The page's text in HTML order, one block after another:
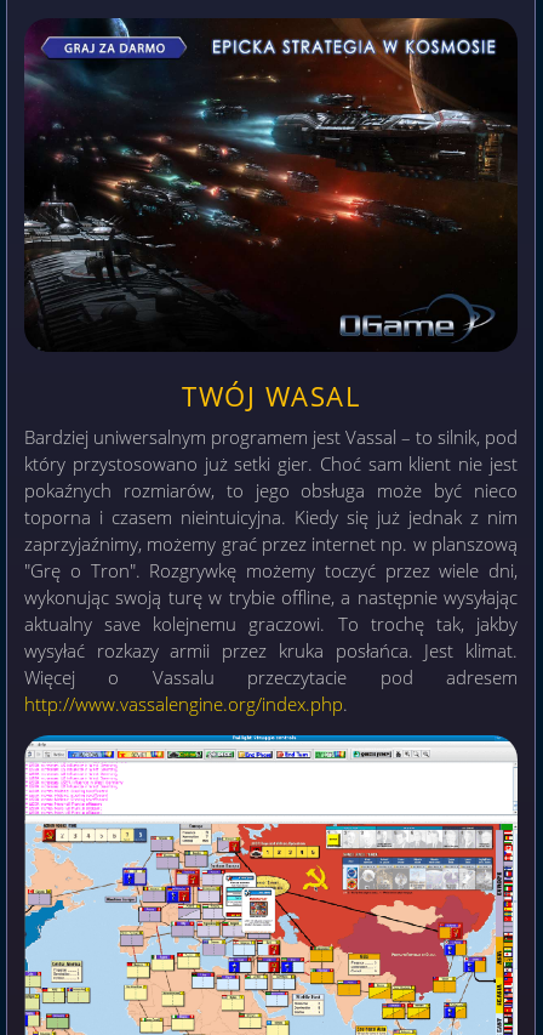
TWÓJ WASAL
Bardziej uniwersalnym programem jest Vassal – to silnik, pod
który przystosowano już setki gier. Choć sam klient nie jest
pokaźnych rozmiarów, to jego obsługa może być nieco
toporna i czasem nieintuicyjna. Kiedy się już jednak z nim
zaprzyjaźnimy, możemy grać przez internet np. w planszową
"Grę o Tron". Rozgrywkę możemy toczyć przez wiele dni,
wykonując swoją turę w trybie offline, a następnie wysyłając
aktualny save kolejnemu graczowi. To trochę tak, jakby
wysyłać rozkazy armii przez kruka posłańca. Jest klimat.
Więcej o Vassalu przeczytacie pod adresem
http://www.vassalengine.org/index.php.